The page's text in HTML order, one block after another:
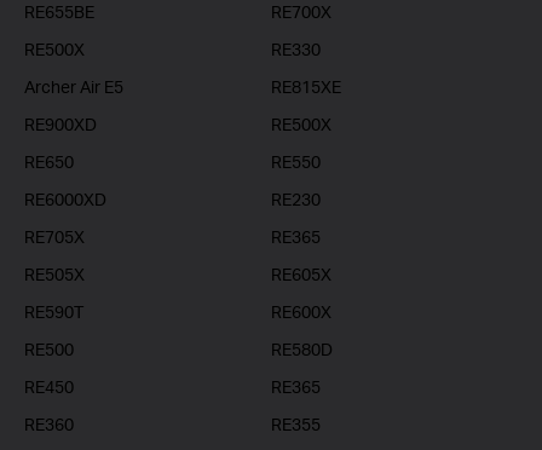
RE655BE
RE700X
RE500X
RE330
Archer Air E5
RE815XE
RE900XD
RE500X
RE650
RE550
RE6000XD
RE230
RE705X
RE365
RE505X
RE605X
RE590T
RE600X
RE500
RE580D
RE450
RE365
RE360
RE355